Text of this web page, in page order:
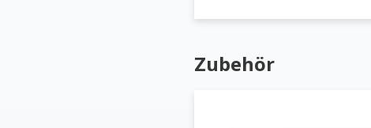
Zubehör